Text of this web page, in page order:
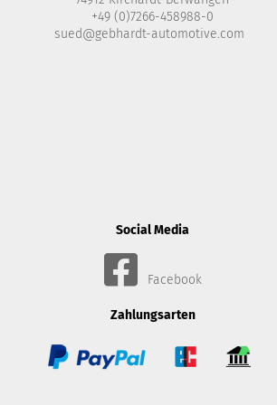
+49 (0)7266-458988-0
sued@gebhardt-automotive.com
Social Media
Facebook
Zahlungsarten